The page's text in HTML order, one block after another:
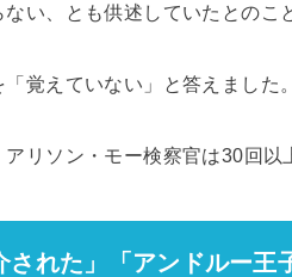
い、とも供述していたとのこ
覚えていない」と答えました。
リソン・モー検察官は30回以
された」「アンドルー王